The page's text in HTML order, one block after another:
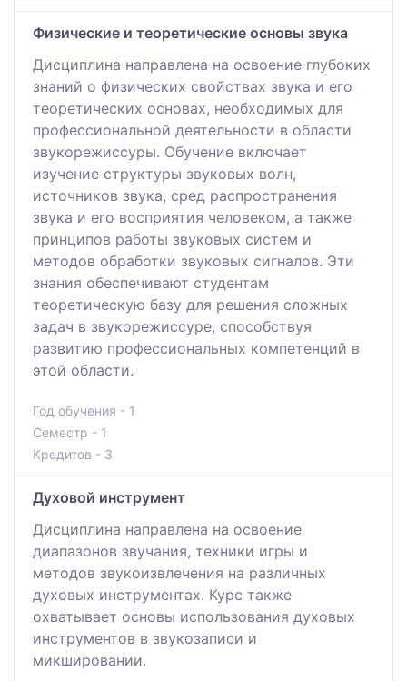
Физические и теоретические основы звука
Дисциплина направлена на освоение глубоких
знаний о физических свойствах звука и его
теоретических основах, необходимых для
профессиональной деятельности в области
звукорежиссуры. Обучение включает
изучение структуры звуковых волн,
источников звука, сред распространения
звука и его восприятия человеком, а также
принципов работы звуковых систем и
методов обработки звуковых сигналов. Эти
знания обеспечивают студентам
теоретическую базу для решения сложных
задач в звукорежиссуре, способствуя
развитию профессиональных компетенций в
этой области.
Год обучения - 1
Семестр - 1
Кредитов - 3
Духовой инструмент
Дисциплина направлена на освоение
диапазонов звучания, техники игры и
методов звукоизвлечения на различных
духовых инструментах. Курс также
охватывает основы использования духовых
инструментов в звукозаписи и
микшировании.